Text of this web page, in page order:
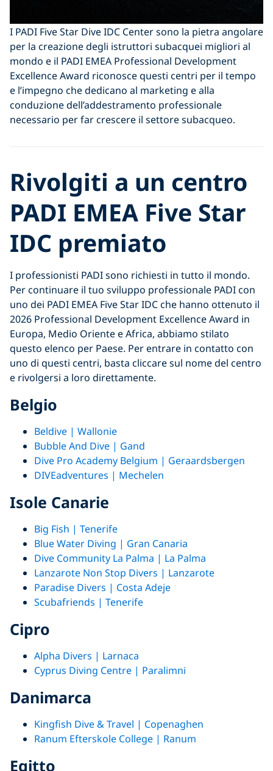
I PADI Five Star Dive IDC Center sono la pietra angolare
per la creazione degli istruttori subacquei migliori al
mondo e il PADI EMEA Professional Development
Excellence Award riconosce questi centri per il tempo
e l’impegno che dedicano al marketing e alla
conduzione dell’addestramento professionale
necessario per far crescere il settore subacqueo.
Rivolgiti a un centro
PADI EMEA Five Star
IDC premiato
I professionisti PADI sono richiesti in tutto il mondo.
Per continuare il tuo sviluppo professionale PADI con
uno dei PADI EMEA Five Star IDC che hanno ottenuto il
2026 Professional Development Excellence Award in
Europa, Medio Oriente e Africa, abbiamo stilato
questo elenco per Paese. Per entrare in contatto con
uno di questi centri, basta cliccare sul nome del centro
e rivolgersi a loro direttamente.
Belgio
Beldive | Wallonie
Bubble And Dive | Gand
Dive Pro Academy Belgium | Geraardsbergen
DIVEadventures | Mechelen
Isole Canarie
Big Fish | Tenerife
Blue Water Diving | Gran Canaria
Dive Community La Palma | La Palma
Lanzarote Non Stop Divers | Lanzarote
Paradise Divers | Costa Adeje
Scubafriends | Tenerife
Cipro
Alpha Divers | Larnaca
Cyprus Diving Centre | Paralimni
Danimarca
Kingfish Dive & Travel | Copenaghen
Ranum Efterskole College | Ranum
Egitto